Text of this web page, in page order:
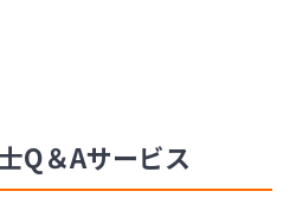
Q＆Aサービス